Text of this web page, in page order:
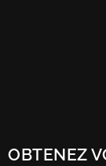
OBTENEZ